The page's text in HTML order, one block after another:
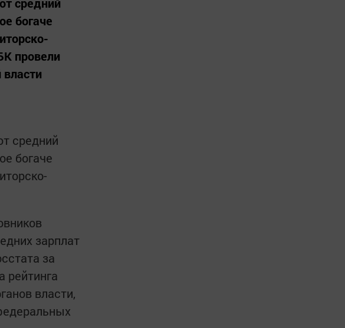
богаче
провели
средний
богаче
зарплат
за
рейтинга
власти,